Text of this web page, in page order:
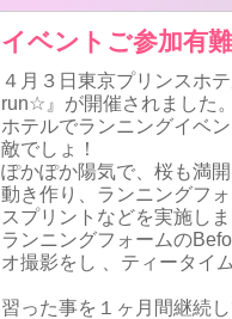
イベントご参加有
４月３日東京プリンスホ
run☆』が開催されました
ホテルでランニングイベ
敵でしょ！
ぽかぽか陽気で、桜も満
動き作り、ランニングフ
スプリントなどを実施し
ランニングフォームの
オ撮影をし 、ティータイ
習った事を１ヶ月間継続